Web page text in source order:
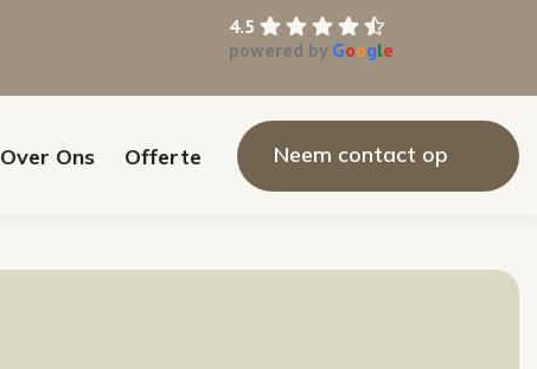
4.5
powered by Google
Over Ons Offerte Neem contact op